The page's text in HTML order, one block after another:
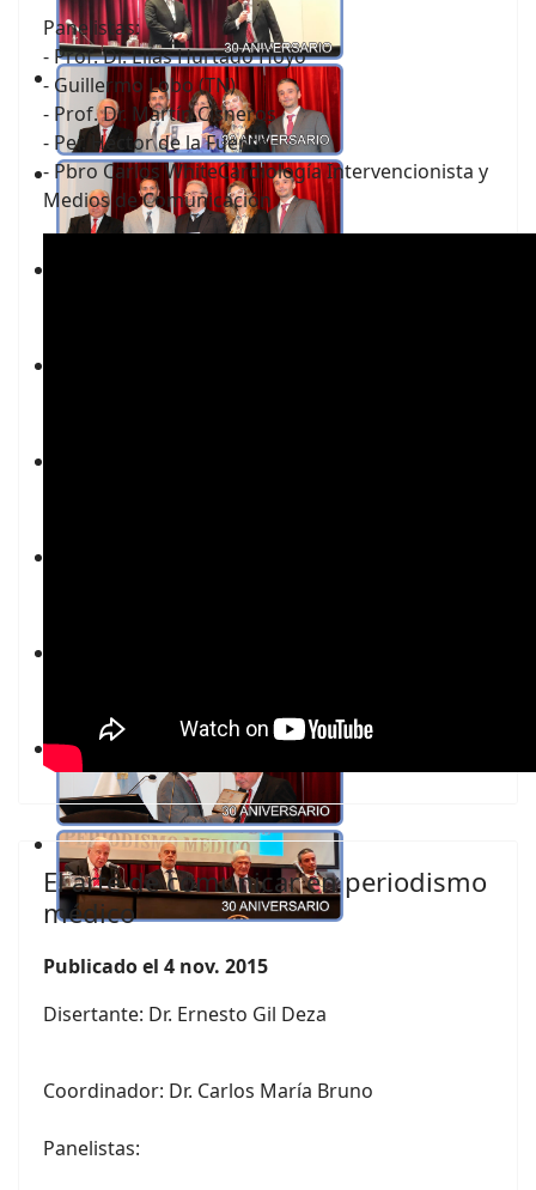
Panelistas:
- Prof. Dr. Elías Hurtado Hoyo
- Guillermo Lobo (TN)
- Prof. Dr. Martín Cisneros
- Per. Héctor de la Fuente
- Pbro Carlos WhiteCardiología Intervencionista y
Medios de Comunicación
El arte de comunicar en periodismo
médico
Publicado el 4 nov. 2015
Disertante: Dr. Ernesto Gil Deza
Coordinador: Dr. Carlos María Bruno
Panelistas: